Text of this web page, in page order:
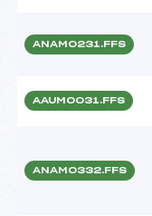
ANAM0231.FFS
AAUM0031.FFS
ANAM0332.FFS